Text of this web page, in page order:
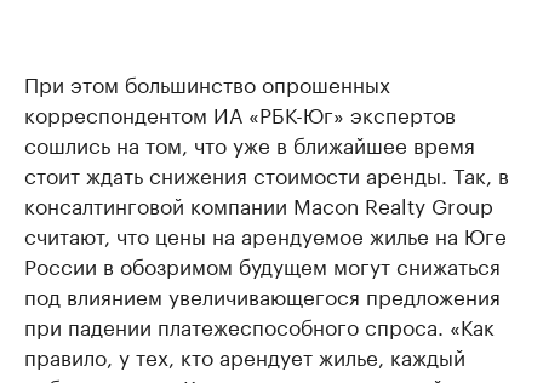
При этом большинство опрошенных
корреспондентом ИА «РБК-Юг» экспертов
сошлись на том, что уже в ближайшее время
стоит ждать снижения стоимости аренды. Так, в
консалтинговой компании Macon Realty Group
считают, что цены на арендуемое жилье на Юге
России в обозримом будущем могут снижаться
под влиянием увеличивающегося предложения
при падении платежеспособного спроса. «Как
правило, у тех, кто арендует жилье, каждый